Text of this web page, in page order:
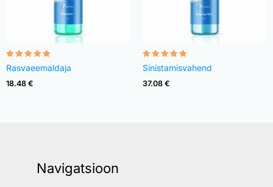
Rated
4.82
out of 5
Rasvaeemaldaja
18.48 €
Rated
4.83
out of 5
Sinistamisvahend
37.08 €
Navigatsioon